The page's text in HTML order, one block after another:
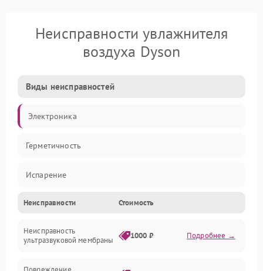
Неисправности увлажнителя
воздуха Dyson
Виды неисправностей
Электроника
Герметичность
Испарение
Водяной тракт
Механические повреждения
Неисправности Стоимость
Неисправность
ультразвуковой мембраны
1000 ₽ Подробнее →